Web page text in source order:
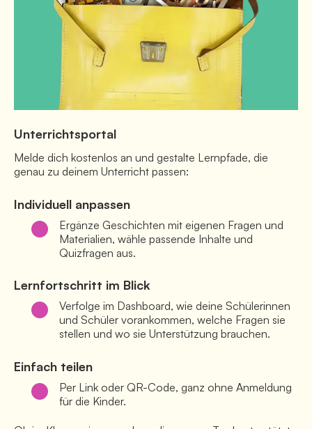
Unterrichtsportal
Melde dich kostenlos an und gestalte Lernpfade, die
genau zu deinem Unterricht passen:
Individuell anpassen
Ergänze Geschichten mit eigenen Fragen und
Materialien, wähle passende Inhalte und
Quizfragen aus.
Lernfortschritt im Blick
Verfolge im Dashboard, wie deine Schülerinnen
und Schüler vorankommen, welche Fragen sie
stellen und wo sie Unterstützung brauchen.
Einfach teilen
Per Link oder QR-Code, ganz ohne Anmeldung
für die Kinder.